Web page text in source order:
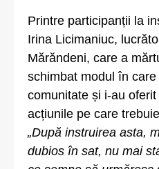
Printre participanții la
Irina Licimaniuc,
Mărăndeni, care a
schimbat modul în
comunitate și i-au
acțiunile pe care
„După instruirea asta,
dubios în sat, nu mai